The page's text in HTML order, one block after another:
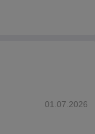
01.07.2026